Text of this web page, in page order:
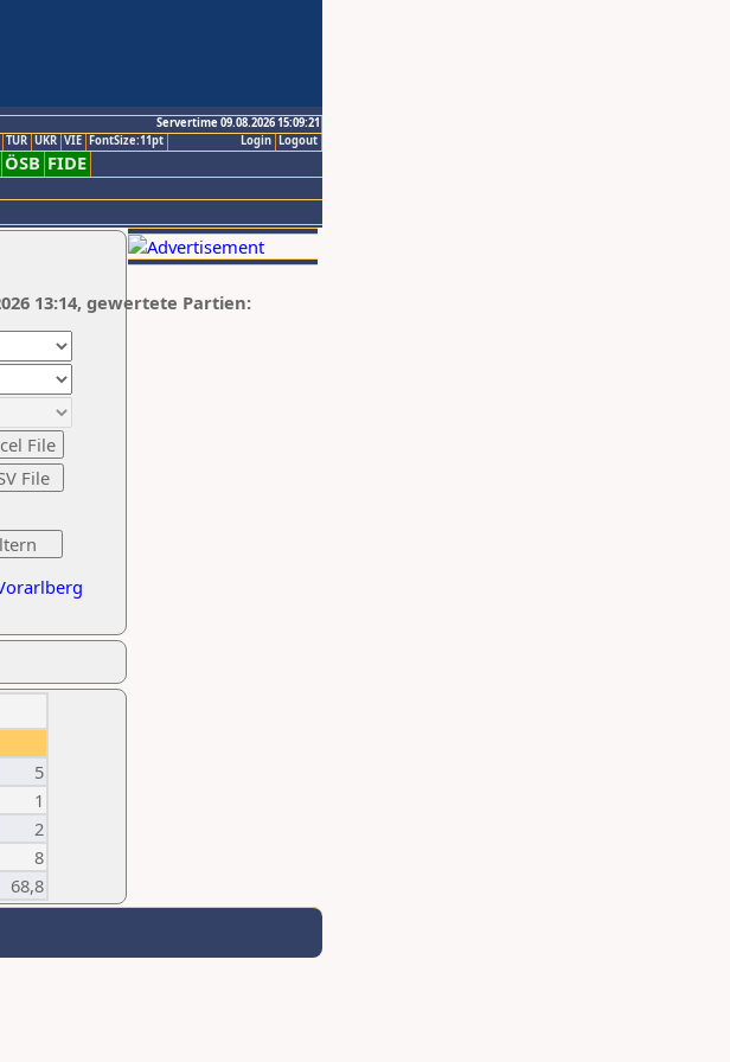
Servertime 09.08.2026 15:09:21
Logout
Login
TUR UKR VIE FontSize:11pt
ÖSB FIDE
13:14, gewertete Partien:
5
1
2
8
68,8